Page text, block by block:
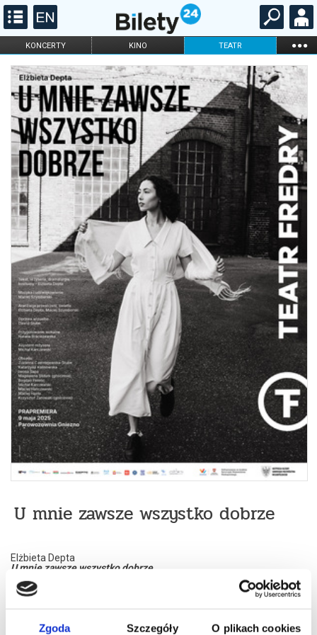
Zgoda Szczegóły O plikach cookies
KONCERTY KINO TEATR ...
FILHARMONIA OPERA I BALET
STAND-UP
DLA DZIECI
ONLINE KARNETY
U mnie zawsze wszystko dobrze
Elżbieta Depta
U mnie zawsze wszystko dobrze
Tekst, reżyseria, dramaturgia, kostiumy
- Elżbieta Depta
Muzyka i udźwiękowienie
Aranżacja przestrzeni, światła- Elżbieta Depta, Maciej
Oprawa wizualna
- Dawid Stube